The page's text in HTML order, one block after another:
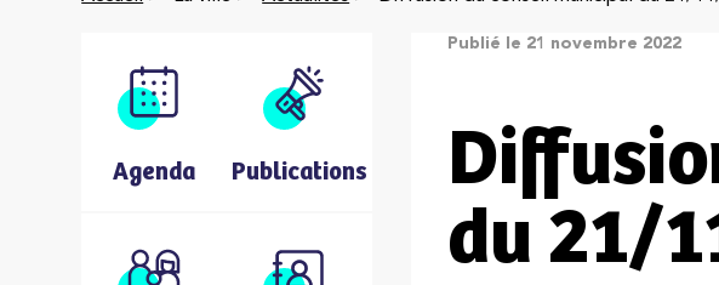
Agenda Publications
Publié le 21 novembre 2022
du 21/